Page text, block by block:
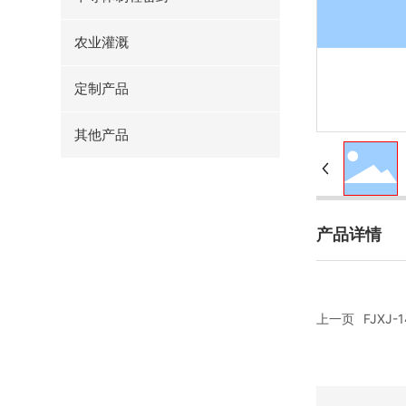
农业灌溉
定制产品
其他产品
产品详情
上一页 FJXJ-